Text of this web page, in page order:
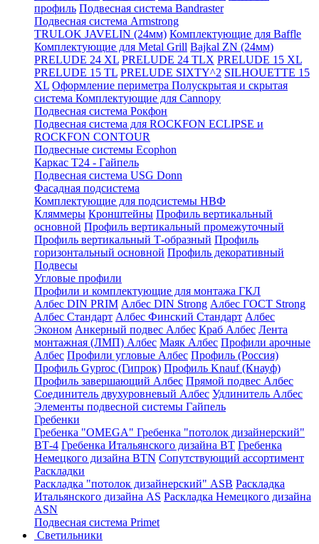
профиль Подвесная система Bandraster
Подвесная система Armstrong
TRULOK JAVELIN (24мм) Комплектующие для Baffle
Комплектующие для Metal Grill Bajkal ZN (24мм)
PRELUDE 24 XL PRELUDE 24 TLX PRELUDE 15 XL
PRELUDE 15 TL PRELUDE SIXTY^2 SILHOUETTE 15
XL Оформление периметра Полускрытая и скрытая
система Комплектующие для Cannopy
Подвесная система Рокфон
Подвесная система для ROCKFON ECLIPSE и
ROCKFON CONTOUR
Подвесные системы Ecophon
Каркас Т24 - Гайпель
Подвесная система USG Donn
Фасадная подсистема
Комплектующие для подсистемы НВФ
Кляммеры Кронштейны Профиль вертикальный
основной Профиль вертикальный промежуточный
Профиль вертикальный Т-образный Профиль
горизонтальный основной Профиль декоративный
Подвесы
Угловые профили
Профили и комплектующие для монтажа ГКЛ
Албес DIN PRIM Албес DIN Strong Албес ГОСТ Strong
Албес Стандарт Албес Финский Стандарт Албес
Эконом Анкерный подвес Албес Краб Албес Лента
монтажная (ЛМП) Албес Маяк Албес Профили арочные
Албес Профили угловые Албес Профиль (Россия)
Профиль Gyproc (Гипрок) Профиль Knauf (Кнауф)
Профиль завершающий Албес Прямой подвес Албес
Соединитель двухуровневый Албес Удлинитель Албес
Элементы подвесной системы Гайпель
Гребенки
Гребенка "OMEGA" Гребенка "потолок дизайнерский"
ВТ-4 Гребенка Итальянского дизайна BT Гребенка
Немецкого дизайна ВТN Сопутствующий ассортимент
Раскладки
Раскладка "потолок дизайнерский" ASB Раскладка
Итальянского дизайна AS Раскладка Немецкого дизайна
АSN
Подвесная система Primet
Светильники